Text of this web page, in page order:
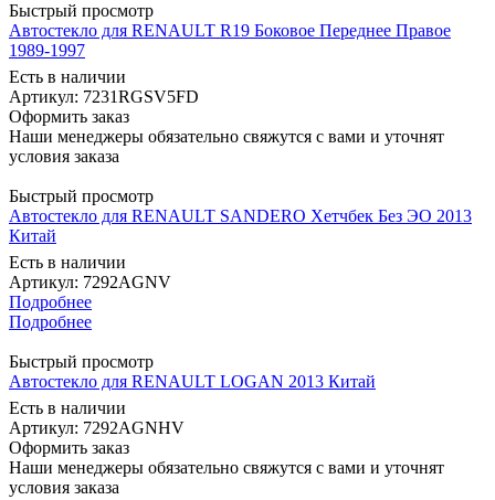
Быстрый просмотр
Автостекло для RENAULT R19 Боковое Переднее Правое
1989-1997
Есть в наличии
Артикул: 7231RGSV5FD
Оформить заказ
Наши менеджеры обязательно свяжутся с вами и уточнят
условия заказа
Быстрый просмотр
Автостекло для RENAULT SANDERO Хетчбек Без ЭО 2013
Китай
Есть в наличии
Артикул: 7292AGNV
Подробнее
Подробнее
Быстрый просмотр
Автостекло для RENAULT LOGAN 2013 Китай
Есть в наличии
Артикул: 7292AGNHV
Оформить заказ
Наши менеджеры обязательно свяжутся с вами и уточнят
условия заказа